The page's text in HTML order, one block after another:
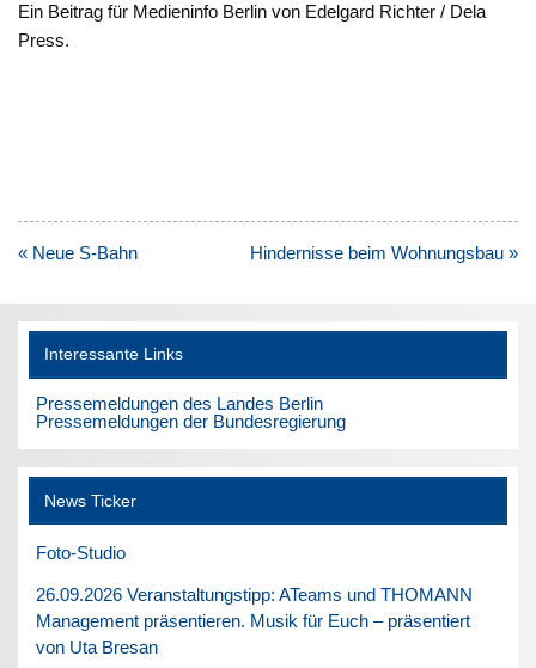
Ein Beitrag für Medieninfo Berlin von Edelgard Richter / Dela
Press.
Beitragsnavigation
« Neue S-Bahn Hindernisse beim Wohnungsbau »
Interessante Links
Pressemeldungen des Landes Berlin
Pressemeldungen der Bundesregierung
News Ticker
Foto-Studio
26.09.2026 Veranstaltungstipp: ATeams und THOMANN
Management präsentieren. Musik für Euch – präsentiert
von Uta Bresan